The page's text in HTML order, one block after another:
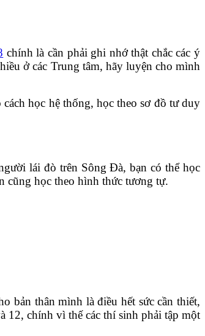
chính là cần phải ghi nhớ thật chắc các ý
ở các Trung tâm, hãy luyện cho mình
học hệ thống, học theo sơ đồ tư duy
lái đò trên Sông Đà, bạn có thể học
học theo hình thức tương tự.
bản thân mình là điều hết sức cần thiết,
12, chính vì thế các thí sinh phải tập một